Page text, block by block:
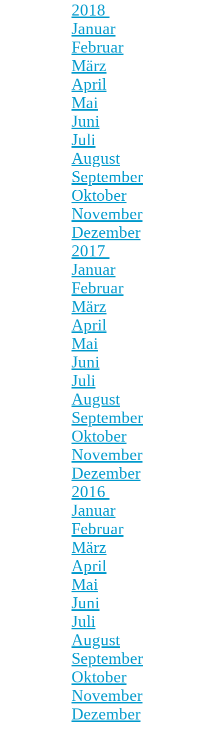
2018
Januar
Februar
März
April
Mai
Juni
Juli
August
September
Oktober
November
Dezember
2017
Januar
Februar
März
April
Mai
Juni
Juli
August
September
Oktober
November
Dezember
2016
Januar
Februar
März
April
Mai
Juni
Juli
August
September
Oktober
November
Dezember